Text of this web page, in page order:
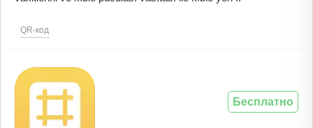
QR-код
Бесплатно